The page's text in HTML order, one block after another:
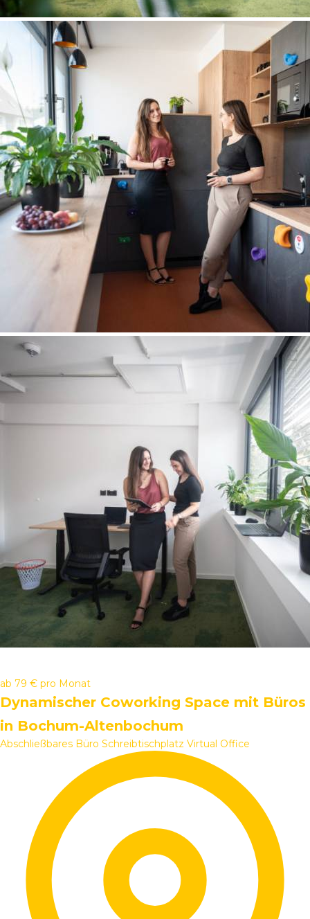
ab 79 € pro Monat
Dynamischer Coworking Space mit Büros
in Bochum-Altenbochum
Abschließbares Büro Schreibtischplatz Virtual Office